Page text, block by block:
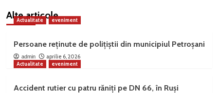
Alte articole
Actualitate eveniment
Persoane reținute de polițiștii din municipiul Petroșani
admin
aprilie 6, 2026
Actualitate
eveniment
Accident rutier cu patru răniți pe DN 66, în Ruși